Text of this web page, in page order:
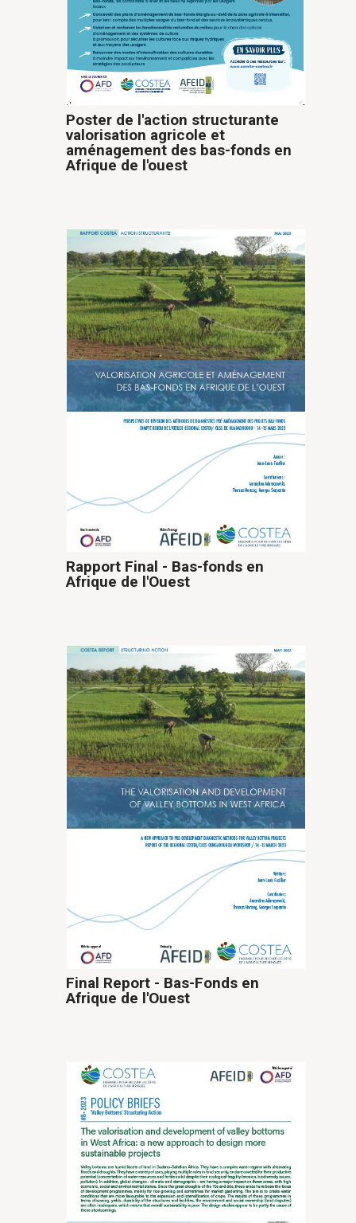
Poster de l'action structurante
valorisation agricole et
aménagement des bas-fonds en
Afrique de l'ouest
Rapport Final - Bas-fonds en
Afrique de l'Ouest
Final Report - Bas-Fonds en
Afrique de l'Ouest